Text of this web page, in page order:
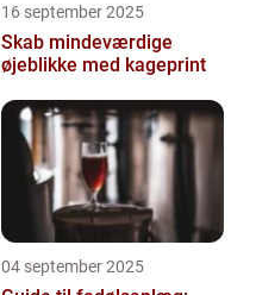
16 september 2025
Skab mindeværdige
øjeblikke med kageprint
04 september 2025